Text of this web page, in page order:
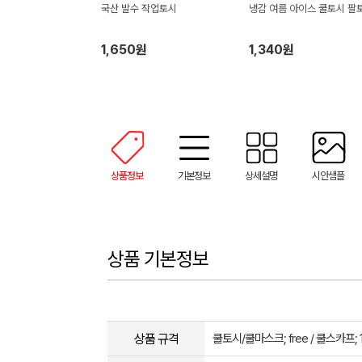
국산 발수 작업토시
1,650원
냉감 여름 아이스 쿨토시 팔
1,340원
상품정보 기본정보 상세설명 시안샘플
상품 기본정보
상품 규격 쿨토시/쿨마스크; free / 쿨스카프;